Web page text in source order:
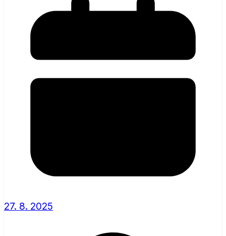
27. 8. 2025